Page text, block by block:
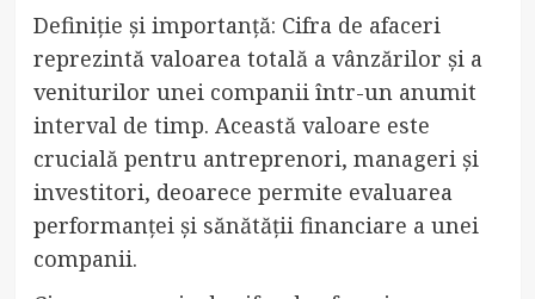
Definiție și importanță: Cifra de afaceri
reprezintă valoarea totală a vânzărilor și a
veniturilor unei companii într-un anumit
interval de timp. Această valoare este
crucială pentru antreprenori, manageri și
investitori, deoarece permite evaluarea
performanței și sănătății financiare a unei
companii.